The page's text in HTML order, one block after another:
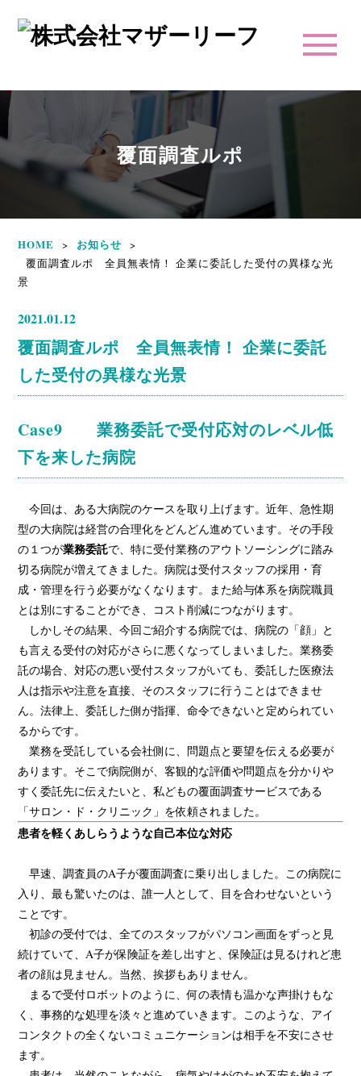
覆面調査ルポ
HOME > お知らせ >
覆面調査ルポ 全員無表情！ 企業に委託した受付の異様な光
景
2021.01.12
覆面調査ルポ 全員無表情！ 企業に委託
した受付の異様な光景
Case9 業務委託で受付応対のレベル低
下を来した病院
今回は、ある大病院のケースを取り上げます。近年、急性期
型の大病院は経営の合理化をどんどん進めています。その手段
の１つが業務委託で、特に受付業務のアウトソーシングに踏み
切る病院が増えてきました。病院は受付スタッフの採用・育
成・管理を行う必要がなくなります。また給与体系を病院職員
とは別にすることができ、コスト削減につながります。
しかしその結果、今回ご紹介する病院では、病院の「顔」と
も言える受付の対応がさらに悪くなってしまいました。業務委
託の場合、対応の悪い受付スタッフがいても、委託した医療法
人は指示や注意を直接、そのスタッフに行うことはできませ
ん。法律上、委託した側が指揮、命令できないと定められてい
るからです。
業務を受託している会社側に、問題点と要望を伝える必要が
あります。そこで病院側が、客観的な評価や問題点を分かりや
すく委託先に伝えたいと、私どもの覆面調査サービスである
「サロン・ド・クリニック」を依頼されました。
患者を軽くあしらうような自己本位な対応
早速、調査員のA子が覆面調査に乗り出しました。この病院に
入り、最も驚いたのは、誰一人として、目を合わせないという
ことです。
初診の受付では、全てのスタッフがパソコン画面をずっと見
続けていて、A子が保険証を差し出すと、保険証は見るけれど患
者の顔は見ません。当然、挨拶もありません。
まるで受付ロボットのように、何の表情も温かな声掛けもな
く、事務的な処理を淡々と進めていきます。このような、アイ
コンタクトの全くないコミュニケーションは相手を不安にさせ
ます。